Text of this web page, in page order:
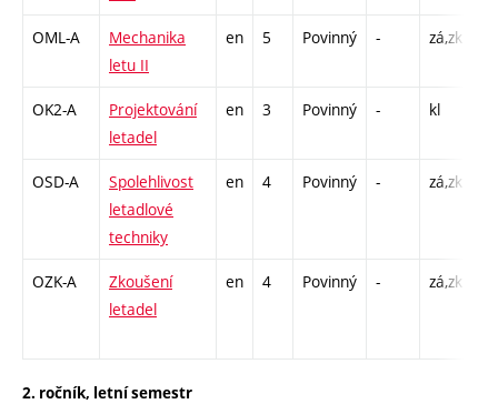
OML-A
Mechanika
letu II
en 5 Povinný - zá,zk
OK2-A
Projektování
letadel
en 3 Povinný - kl
OSD-A
Spolehlivost
letadlové
techniky
en 4 Povinný - zá,zk
OZK-A
Zkoušení
letadel
en 4 Povinný - zá,zk
2. ročník, letní semestr